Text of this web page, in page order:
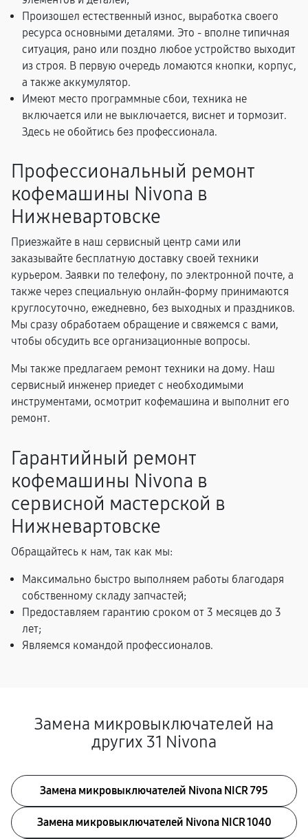
Произошел естественный износ, выработка своего
ресурса основными деталями. Это - вполне типичная
ситуация, рано или поздно любое устройство выходит
из строя. В первую очередь ломаются кнопки, корпус,
а также аккумулятор.
Имеют место программные сбои, техника не
включается или не выключается, виснет и тормозит.
Здесь не обойтись без профессионала.
Профессиональный ремонт
кофемашины Nivona в
Нижневартовске
Приезжайте в наш сервисный центр сами или
заказывайте бесплатную доставку своей техники
курьером. Заявки по телефону, по электронной почте, а
также через специальную онлайн-форму принимаются
круглосуточно, ежедневно, без выходных и праздников.
Мы сразу обработаем обращение и свяжемся с вами,
чтобы обсудить все организационные вопросы.
Мы также предлагаем ремонт техники на дому. Наш
сервисный инженер приедет с необходимыми
инструментами, осмотрит кофемашина и выполнит его
ремонт.
Гарантийный ремонт
кофемашины Nivona в
сервисной мастерской в
Нижневартовске
Обращайтесь к нам, так как мы:
Максимально быстро выполняем работы благодаря
собственному складу запчастей;
Предоставляем гарантию сроком от 3 месяцев до 3
лет;
Являемся командой профессионалов.
Замена микровыключателей на
других 31 Nivona
Замена микровыключателей Nivona NICR 795
Замена микровыключателей Nivona NICR 1040